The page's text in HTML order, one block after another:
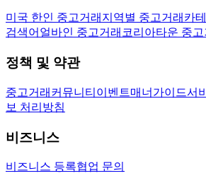
미국 한인 중고거래 지역별 중고거래 카
검색어 얼바인 중고거래 코리아타운 중고
정책 및 약관
중고거래 커뮤니티 이벤트매너가이드서
보 처리방침
비즈니스
비즈니스 등록협업 문의